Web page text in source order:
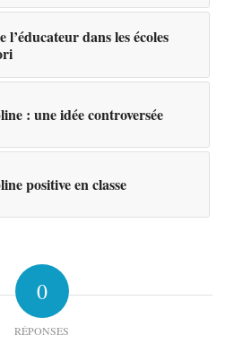
l’éducateur dans les écoles
: une idée controversée
positive en classe
0
RÉPONSES